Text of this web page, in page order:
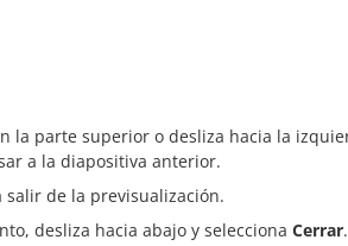
la parte superior o desliza hacia la
a la diapositiva anterior.
de la previsualización.
desliza hacia abajo y selecciona Cerrar.